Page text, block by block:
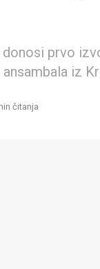
prvo
iz
čitanja